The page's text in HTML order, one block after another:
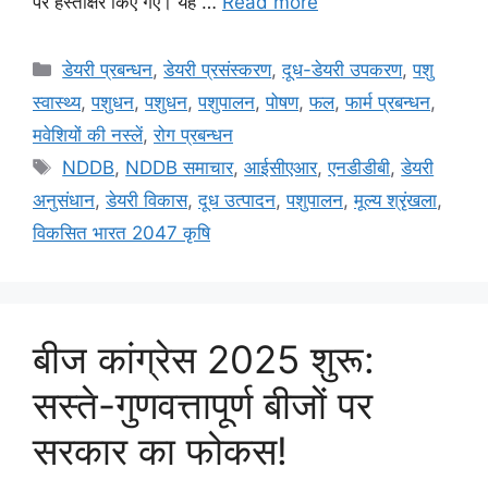
डेयरी प्रबन्धन,डेयरी प्रसंस्करण,दूध-डेयरी उपकरण,पशु
स्वास्थ्य,पशुधन,पशुधन,पशुपालन,पोषण,फल,फार्म प्रबन्धन,
मवेशियों की नस्लें,रोग प्रबन्धन
NDDB, NDDB समाचार,आईसीएआर,एनडीडीबी,डेयरी
अनुसंधान,डेयरी विकास,दूध उत्पादन,पशुपालन,मूल्य श्रृंखला,
विकसित भारत 2047 कृषि
बीज कांग्रेस 2025 शुरू:
सस्ते-गुणवत्तापूर्ण बीजों पर
सरकार का फोकस!